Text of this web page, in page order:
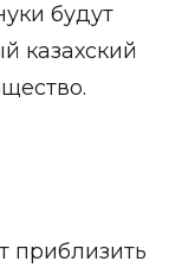
будут
казахский
приблизить